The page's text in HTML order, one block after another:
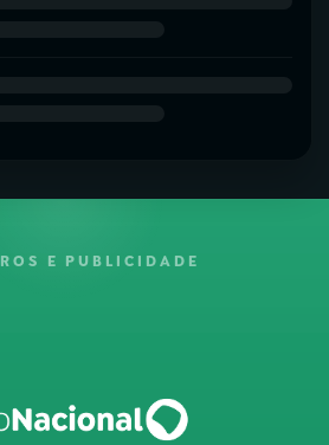
E PUBLICIDADE